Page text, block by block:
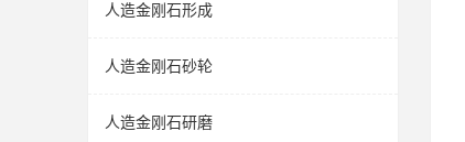
人造金刚石形成
人造金刚石砂轮
人造金刚石研磨